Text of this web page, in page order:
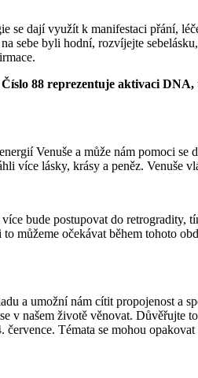
se dají využít k manifestaci přání,
byli hodní, rozvíjejte
88 reprezentuje aktivaci
Venuše a může nám pomoci se
více lásky, krásy a peněz. Venuše
bude postupovat do retrogradity,
můžeme očekávat během tohoto
a umožní nám cítit propojenost a
v našem životě věnovat. Důvěřujte
Témata se mohou